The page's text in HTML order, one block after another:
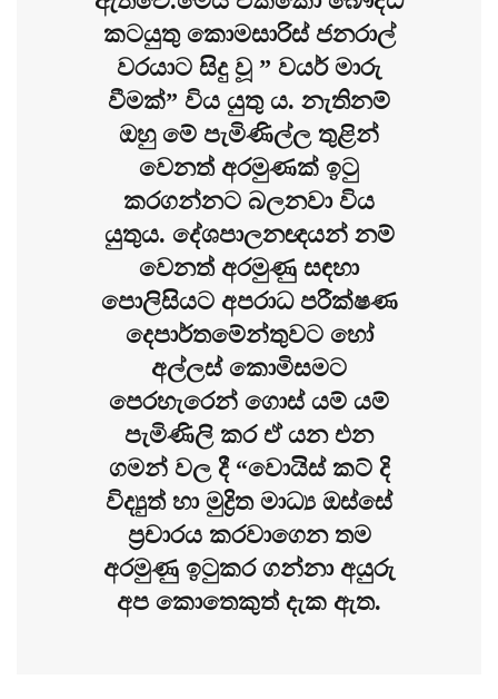
කටයුතු කොමසාරිස් ජනරාල්
වරයාට සිදු වූ ” වයර් මාරු
වීමක්” විය යුතු ය. නැතිනම්
ඔහු මේ පැමිණිල්ල තුළින්
වෙනත් අරමුණක් ඉටු
කරගන්නට බලනවා විය
යුතුය. දේශපාලනඥයන් නම්
වෙනත් අරමුණු සඳහා
පොලිසියට අපරාධ පරීක්ෂණ
දෙපාර්තමේන්තුවට හෝ
අල්ලස් කොමිසමට
පෙරහැරෙන් ගොස් යම් යම්
පැමිණිලි කර ඒ යන එන
ගමන් වල දී “වොයිස් කට් දි
විද්‍යුත් හා මුද්‍රිත මාධ්‍ය ඔස්සේ
ප්‍රචාරය කරවාගෙන තම
අරමුණු ඉටුකර ගන්නා අයුරු
අප කොතෙකුත් දැක ඇත.